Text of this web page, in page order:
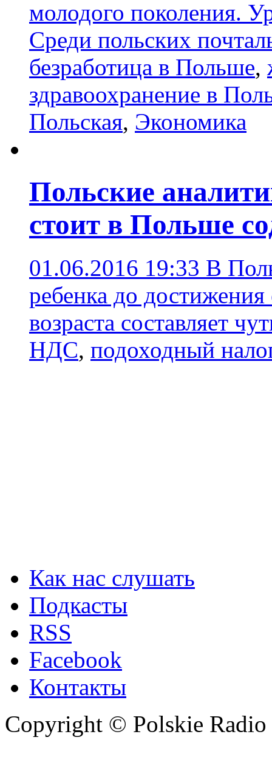
молодого поколения.
Среди польских
безработица в Польше,
здравоохранение в
Польская, Экономика
Польские
стоит в Польше
01.06.2016 19:33 В
ребенка до
возраста составляет
НДС, подоходный
Как нас слушать
Подкасты
RSS
Facebook
Контакты
Copyright © Polskie